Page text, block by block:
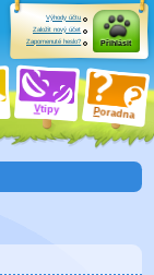
Vtipy Poradna
Výhody účtu
Založit nový účet
Zapomenuté heslo?
Přihlásit